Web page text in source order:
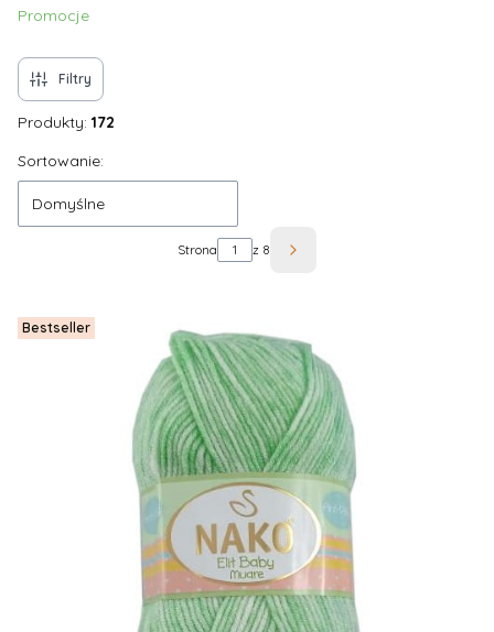
Promocje
Filtry
Produkty: 172
Lista produktów
Sortowanie:
Domyślne
Strona z 8 Następne produkty
Bestseller